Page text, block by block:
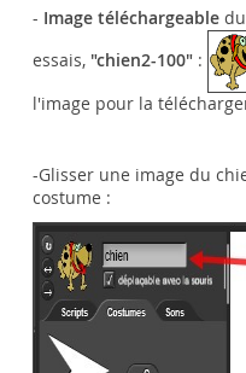
- Image téléchargeable
essais, "chien2-100" :
l'image pour la
-Glisser une image du
costume :